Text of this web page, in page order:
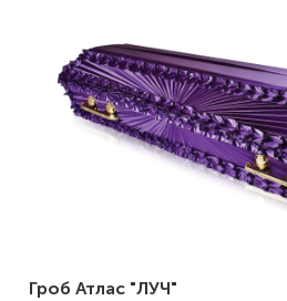
Гроб Атлас "ЛУЧ"